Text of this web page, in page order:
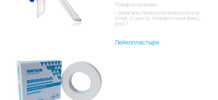
Товар в наличии:
зеркало гинекологическое о/р
стер. с центр.поворотным фикс.
раз. l
Лейкопластыри